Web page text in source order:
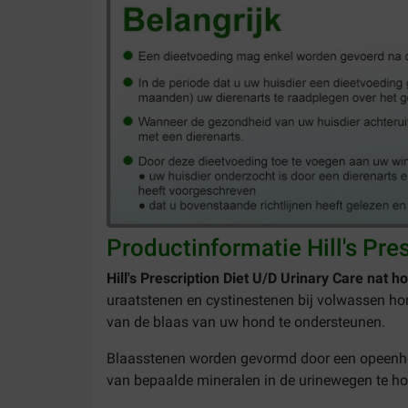
Productinformatie Hill's
Hill's Prescription Diet U/D Urinary Care nat
uraatstenen en cystinestenen bij volwassen
van de blaas van uw hond te ondersteunen.
Blaasstenen worden gevormd door een
van bepaalde mineralen in de urinewegen te